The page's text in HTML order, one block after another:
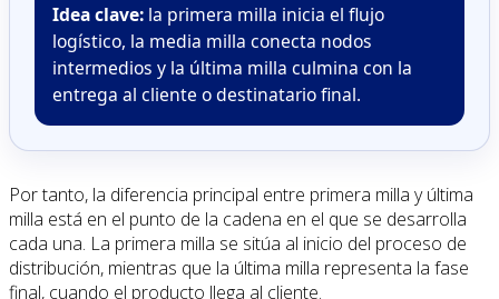
Idea clave: la primera milla inicia el flujo
logístico, la media milla conecta nodos
intermedios y la última milla culmina con la
entrega al cliente o destinatario final.
Por tanto, la diferencia principal entre primera milla y última
milla está en el punto de la cadena en el que se desarrolla
cada una. La primera milla se sitúa al inicio del proceso de
distribución, mientras que la última milla representa la fase
final, cuando el producto llega al cliente.